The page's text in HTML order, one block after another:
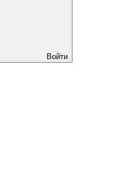
Войти